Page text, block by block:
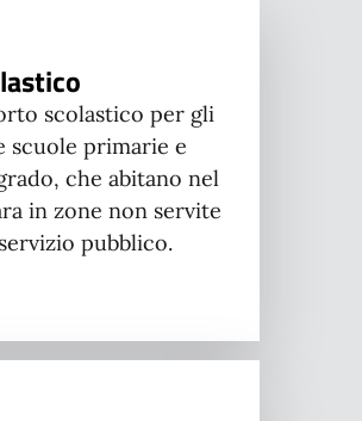
scolastico per gli
scuole primarie e
che abitano nel
in zone non servite
pubblico.